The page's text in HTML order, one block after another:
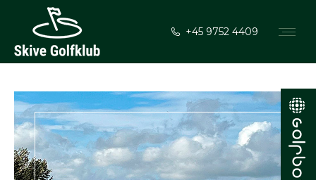
+45 9752 4409